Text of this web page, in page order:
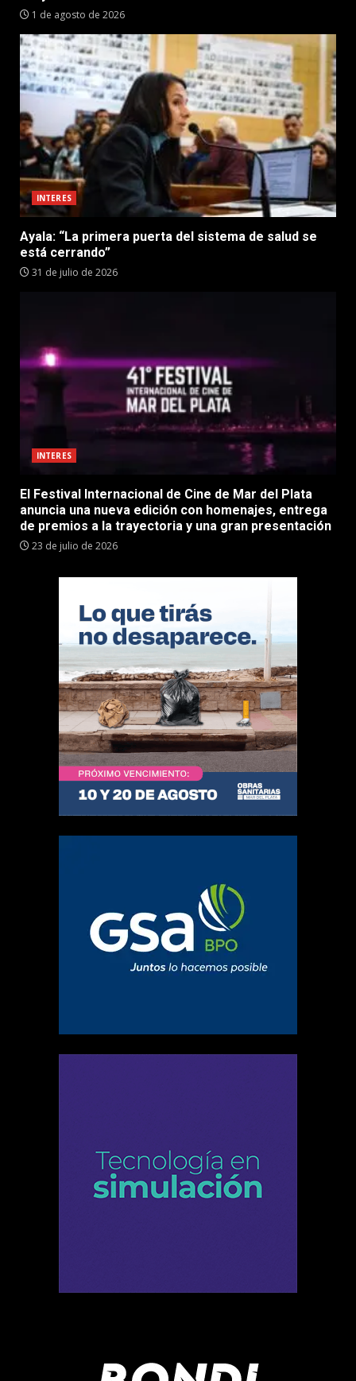
1 de agosto de 2026
INTERES
Ayala: “La primera puerta del sistema de salud se
está cerrando”
31 de julio de 2026
INTERES
El Festival Internacional de Cine de Mar del Plata
anuncia una nueva edición con homenajes, entrega
de premios a la trayectoria y una gran presentación
23 de julio de 2026